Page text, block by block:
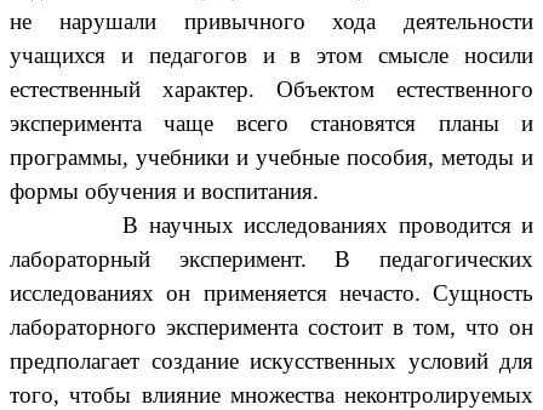
не нарушали привычного хода деятельности
учащихся и педагогов и в этом смысле носили
естественный характер. Объектом естественного
эксперимента чаще всего становятся планы и
программы, учебники и учебные пособия, методы и
формы обучения и воспитания.
В научных исследованиях проводится и
лабораторный эксперимент. В педагогических
исследованиях он применяется нечасто. Сущность
лабораторного эксперимента состоит в том, что он
предполагает создание искусственных условий для
того, чтобы влияние множества неконтролируемых